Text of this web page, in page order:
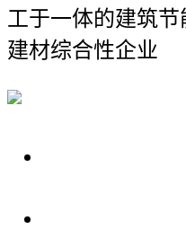
工于一体的建筑
建材综合性企业